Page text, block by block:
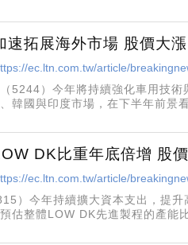
速拓展海外市場 股價大漲
ec.ltn.com.tw/article/
5244）今年將持續強化車用技
韓國與印度市場，在下半年前景
DK比重年底倍增 股
ec.ltn.com.tw/article/
）今年持續擴大資本支出，提
估整體LOW DK先進製程的產能